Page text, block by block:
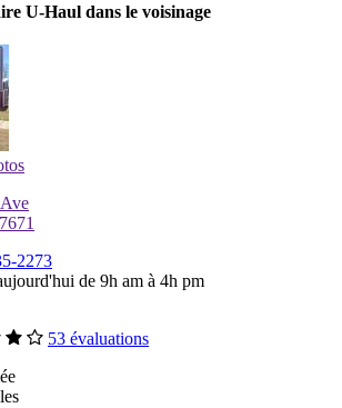
U-Haul dans le voisinage
2273
de 9h am à 4h pm
53 évaluations